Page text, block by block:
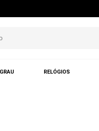
RELÓGIOS